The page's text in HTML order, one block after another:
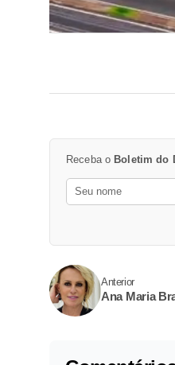
Receba o Boletim do
Anterior
Ana Maria